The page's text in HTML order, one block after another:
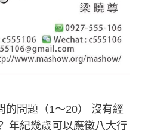
的問題（1～20） 沒有經
年紀幾歲可以應徵八大行